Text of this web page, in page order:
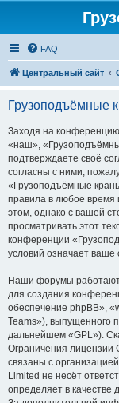
FAQ
Центральный сайт
Грузоподъёмные
Заходя на
«наш»,
подтверждаете своё
согласны с ними,
«Грузоподъёмные
правила в любое время
этом, однако с вашей
просматривать этот
конференции
условий означает ваше
Наши форумы работают
для создания
обеспечение phpBB»,
Teams»), выпущенного
дальнейшем «GPL»).
Ограничения лицензии
связаны с
Limited не несёт
определяет в качестве